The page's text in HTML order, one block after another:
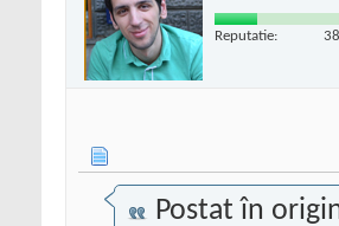
Reputatie: 38
Postat în